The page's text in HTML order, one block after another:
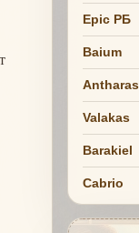
Epic РБ
Baium
Antharas
Valakas
Barakiel
Cabrio